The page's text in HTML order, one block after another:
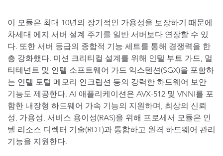
이 모듈은 최대 10년의 장기적인 가용성을 보장하기 때문에
차세대 에지 서버 설계 주기를 일반 서버보다 연장할 수 있
다. 또한 서버 등급의 종합적 기능 세트를 통해 경쟁력을 한
층 강화했다. 미션 크리티컬 설계를 위해 인텔 부트 가드, 멀
티테넌트 및 인텔 소프트웨어 가드 익스텐션(SGX)을 포함하
는 인텔 토털 메모리 인크립션 등의 강력한 하드웨어 보안
기능도 제공한다. AI 애플리케이션은 AVX-512 및 VNNI를 포
함한 내장형 하드웨어 가속 기능의 지원하며, 최상의 신뢰
성, 가용성, 서비스 용이성(RAS)을 위해 프로세서 모듈은 인
텔 리소스 디렉터 기술(RDT)과 통합하고 원격 하드웨어 관리
기능을 지원한다.